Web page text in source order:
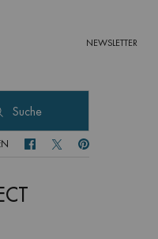
NEWSLETTER
Suche
TEILEN FACEBOOK
TEILEN TWITTER
TEILEN PINTEREST